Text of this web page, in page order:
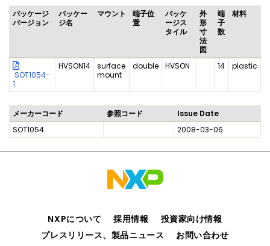
パッケージ
バージョン
パッケー
ジ名
マウント
端子位
置
パッケ
ージス
タイル
外
形
寸
法
図
端
子
数
材料
SOT1054-
1
HVSON14
surface
mount
double HVSON 14 plastic
メーカーコード 参照コード
Issue Date
SOT1054
2008-03-06
NXPについて 採用情報
投資家向け情報
プレスリリース、製品ニュース
お問い合わせ